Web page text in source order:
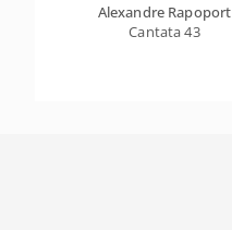
Alexandre Rapoport
Cantata 43